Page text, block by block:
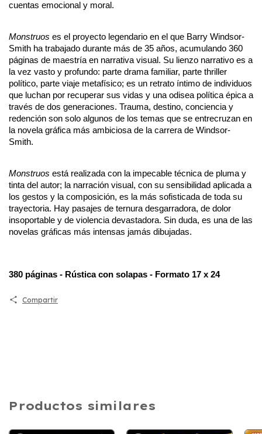
cuentas emocional y moral.
Monstruos es el proyecto legendario en el que Barry Windsor-
Smith ha trabajado durante más de 35 años, acumulando 360
páginas de maestría en narrativa visual. Su lienzo narrativo es a
la vez vasto y profundo: parte drama familiar, parte thriller
político, parte viaje metafísico; es un retrato íntimo de individuos
que luchan por recuperar sus vidas y una odisea política épica a
través de dos generaciones. Trauma, destino, conciencia y
redención son solo algunos de los temas que se entrecruzan en
la novela gráfica más ambiciosa de la carrera de Windsor-
Smith.
Monstruos está realizada con la impecable técnica de pluma y
tinta del autor; la narración visual, con su sensibilidad aplicada a
los gestos y la composición, es la más sofisticada de toda su
trayectoria. Hay pasajes de ternura desgarradora, de dolor
insoportable y de violencia devastadora. Sin duda, es una de las
novelas gráficas más intensas jamás dibujadas.
380 páginas - Rústica con solapas - Formato 17 x 24
Compartir
Productos similares